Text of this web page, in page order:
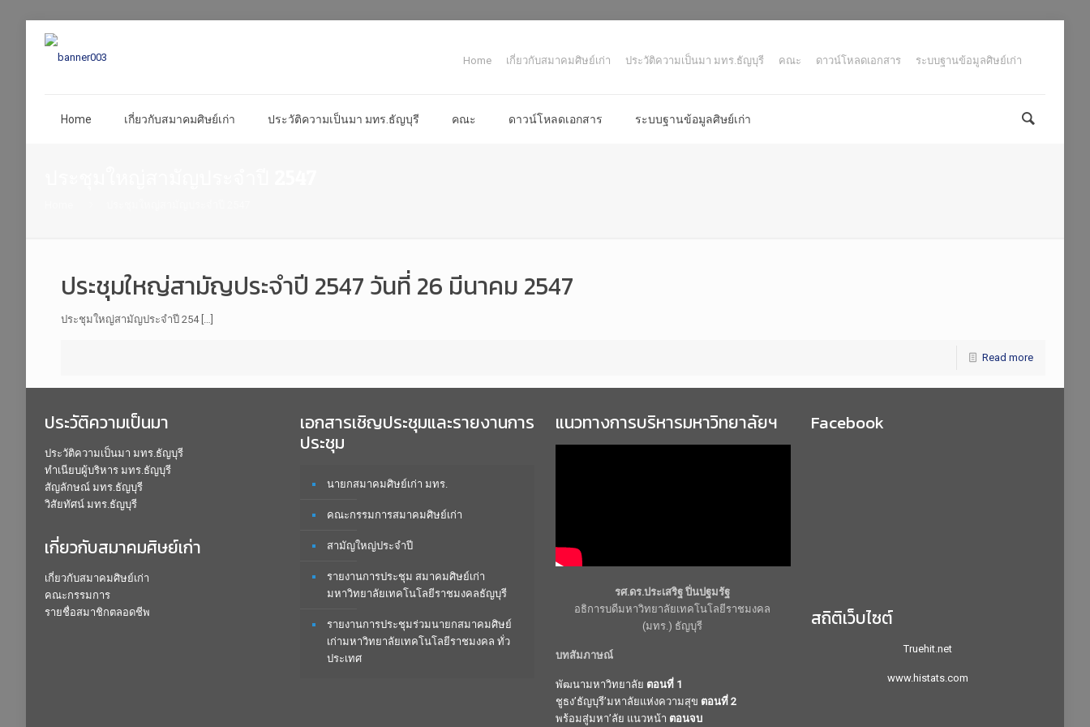
Home เกี่ยวกับสมาคมศิษย์เก่า ประวัติความเป็นมา มทร.ธัญบุรี คณะ ดาวน์โหลดเอกสาร ระบบฐานข้อมูลศิษย์เก่า
Home เกี่ยวกับสมาคมศิษย์เก่า ประวัติความเป็นมา มทร.ธัญบุรี คณะ ดาวน์โหลดเอกสาร ระบบฐานข้อมูลศิษย์เก่า
ประชุมใหญ่สามัญประจำปี 2547 วันที่ 26 มีนาคม 2547
ประชุมใหญ่สามัญประจำปี 254 […]
Read more
ประวัติความเป็นมา
ประวัติความเป็นมา มทร.ธัญบุรี
ทำเนียบผู้บริหาร มทร.ธัญบุรี
สัญลักษณ์ มทร.ธัญบุรี
วิสัยทัศน์ มทร.ธัญบุรี
เกี่ยวกับสมาคมศิษย์เก่า
เกี่ยวกับสมาคมศิษย์เก่า
คณะกรรมการ
รายชื่อสมาชิกตลอดชีพ
เอกสารเชิญประชุมและรายงานการ
ประชุม
นายกสมาคมศิษย์เก่า มทร.
คณะกรรมการสมาคมศิษย์เก่า
สามัญใหญ่ประจำปี
รายงานการประชุม สมาคมศิษย์เก่า
มหาวิทยาลัยเทคโนโลยีราชมงคลธัญบุรี
รายงานการประชุมร่วมนายกสมาคมศิษย์
เก่ามหาวิทยาลัยเทคโนโลยีราชมงคล ทั่ว
ประเทศ
แนวทางการบริหารมหาวิทยาลัยฯ
รศ.ดร.ประเสริฐ ปิ่นปฐมรัฐ
อธิการบดีมหาวิทยาลัยเทคโนโลยีราชมงคล
(มทร.) ธัญบุรี
บทสัมภาษณ์
พัฒนามหาวิทยาลัย ตอนที่ 1
ชูธง’ธัญบุรี’มหาลัยแห่งความสุข ตอนที่ 2
พร้อมสู่มหา’ลัย แนวหน้า ตอนจบ
Facebook
สถิติเว็บไซต์
Truehit.net
www.histats.com